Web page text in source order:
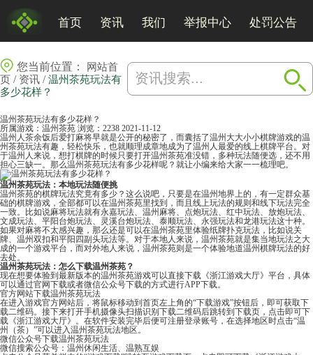
首页 资讯 我们 举报中心 处罚公告
您当前位置：
网站首
页 / 资讯 /温州茶苑玩法有
多少花样？
温州茶苑玩法有多少花样？
所属游戏： 温州茶苑 浏览：2238 2021-11-12
温州人茶余饭后爱打麻将早就是公开的秘密了，而囊括了温州大大小小棋牌游戏的温
州茶苑玩法有趣，轻松快乐，也就顺理成章地成为了温州人最爱的线上棋牌平台。对
于温州人来说，想打棋牌的时候只要打开温州茶苑准没错，多种玩法随便选，还不用
担心三缺一。那么温州茶苑玩法有多少花样呢？就让小编来给大家一一梳理吧。
温州茶苑玩法：本地玩法随便挑
温州茶苑的棋牌玩法究竟有多少？这么说吧，只要是在温州地界上的，有一定群众基
础的棋牌游戏，全部都可以在温州茶苑里找到，而且线上玩法的规则和线下玩法完全
一致。比如说麻将玩法就有永嘉玩法、温州麻将、点炮玩法、红中玩法、放炮玩法、
文成玩法、平阳台炮玩法、灵溪台炮玩法、泰顺玩法、永强玩法和龙港玩法这十种。
如果对麻将不太感兴趣，那么还是可以在温州茶苑里体验纸牌扑克玩法，比如说关
牌、温州双扣和平阳四副头玩法等。对于本地人来说，温州茶苑就是集当地玩法之大
成的一个游戏平台，而对外地人来说，温州茶苑则是一个体验地道温州棋牌玩法的好
去处。
温州茶苑玩法：怎么下载温州茶苑？
现在想要体验到最新版本的温州茶苑游戏可以直接下载《浙江游戏大厅》平台，具体
可以通过官网下载或者微信公众号下载的方式进行APP下载。
官方网站下载温州茶苑玩法
在进入游戏官方网站后，将鼠标移动到首页左上角的“下载游戏”按钮后，即可获取下
载二维码。接下来打开手机摄像头扫描识别下载二维码后跳转到下载页，点击即可下
载《浙江游戏大厅》。在软件安装完毕后便可注册登录账号，在选择地区时点击“温
州（茶）”可以进入温州茶苑玩法地区。
微信公众号下载温州茶苑玩法
微信搜索公众号：温州休闲生活、温熟互娱